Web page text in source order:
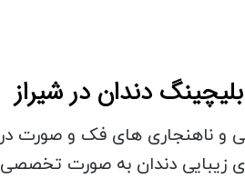
ناهنجاری های فک و صورت در
زیبایی دندان به صورت